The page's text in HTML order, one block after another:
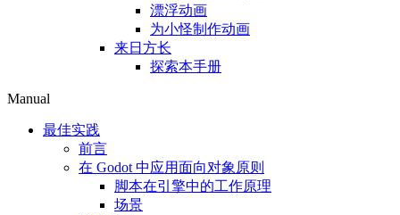
漂浮动画
为小怪制作动画
来日方长
探索本手册
Manual
最佳实践
前言
在 Godot 中应用面向对象原则
脚本在引擎中的工作原理
场景